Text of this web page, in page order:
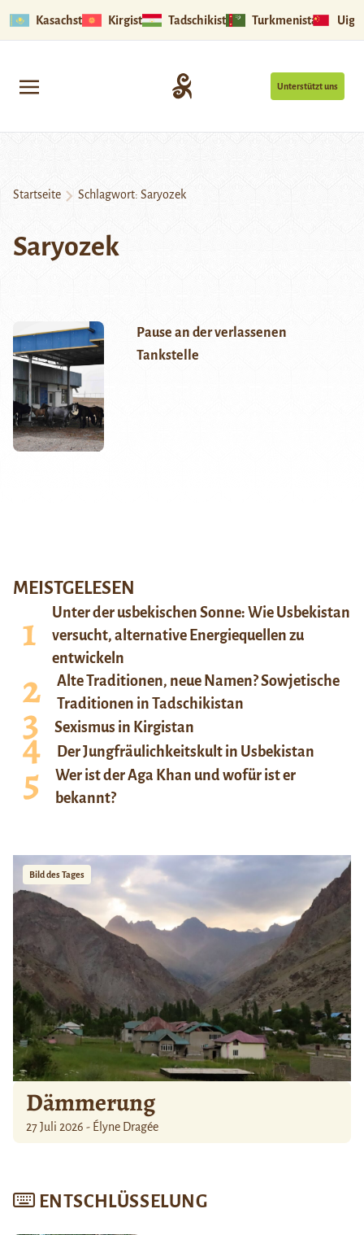
Kasachstan Kirgistan Tadschikistan Turkmenistan
Unterstützt uns
Startseite Schlagwort: Saryozek
Saryozek
Pause an der verlassenen
Tankstelle
MEISTGELESEN
Unter der usbekischen Sonne: Wie Usbekistan
versucht, alternative Energiequellen zu
entwickeln
Alte Traditionen, neue Namen? Sowjetische
Traditionen in Tadschikistan
Sexismus in Kirgistan
Der Jungfräulichkeitskult in Usbekistan
Wer ist der Aga Khan und wofür ist er
bekannt?
Bild des Tages
Dämmerung
27 Juli 2026 - Élyne Dragée
ENTSCHLÜSSELUNG